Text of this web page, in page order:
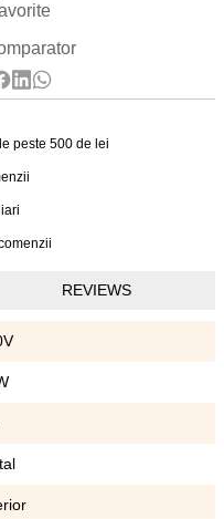
peste 500 de lei
REVIEWS